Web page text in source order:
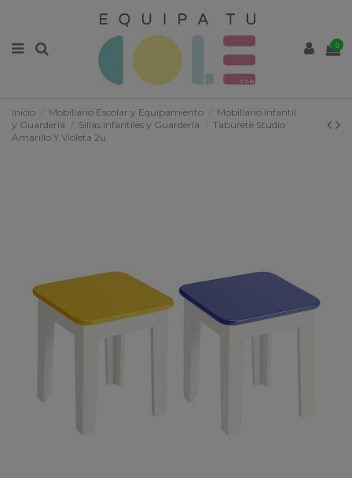
0
Inicio Mobiliario Escolar y Equipamiento
Mobiliario Infantil
y Guardería
Sillas Infantiles y Guardería
Taburete Studio
Amarillo Y Violeta 2u